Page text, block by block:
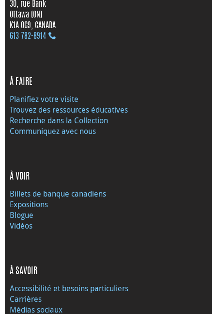
30, rue Bank
Ottawa (ON)
K1A 0G9, CANADA
613 782‑8914
À FAIRE
Planifiez votre visite
Trouvez des ressources éducatives
Recherche dans la Collection
Communiquez avec nous
À VOIR
Billets de banque canadiens
Expositions
Blogue
Vidéos
À SAVOIR
Accessibilité et besoins particuliers
Carrières
Médias sociaux